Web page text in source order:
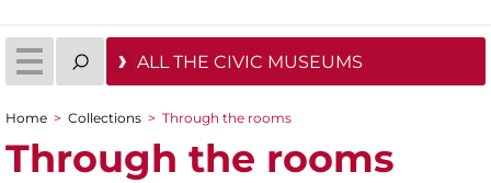
ALL THE CIVIC MUSEUMS
You are here
Home > Collections > Through the rooms
Through the rooms